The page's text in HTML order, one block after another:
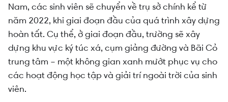
Nam, các sinh viên sẽ chuyển về trụ sở chính kể từ
năm 2022, khi giai đoạn đầu của quá trình xây dựng
hoàn tất. Cụ thể, ở giai đoạn đầu, trường sẽ xây
dựng khu vực ký túc xá, cụm giảng đường và Bãi Cỏ
trung tâm – một không gian xanh mướt phục vụ cho
các hoạt động học tập và giải trí ngoài trời của sinh
viên.